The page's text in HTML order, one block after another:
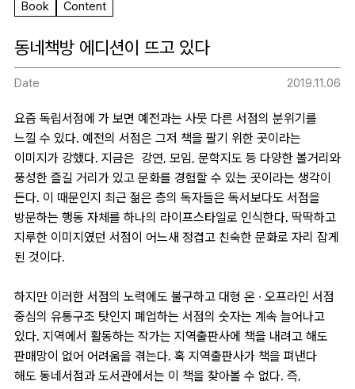
Book Content
동네책방 에디션이 뜨고 있다
Date 2019.11.06
요즘 독립서점에 가 보면 예전과는 사뭇 다른 서점의 분위기를
느낄 수 있다. 예전의 서점은 그저 책을 팔기 위한 곳이라는
이미지가 강했다. 지금은 강연, 모임, 문학지도 등 다양한 볼거리와
풍성한 즐길 거리가 있고 문화를 경험할 수 있는 곳이라는 생각이
든다. 이 때문인지 최근 젊은 층의 독자들은 독서보다도 서점을
방문하는 행동 자체를 하나의 라이프스타일로 인식한다. 딱딱하고
지루한 이미지였던 서점이 어느새 정겹고 친숙한 문화로 자리 잡게
된 것이다.
하지만 이러한 서점의 노력에도 불구하고 대형 온 ∙ 오프라인 서점
중심의 유통구조 탓인지 폐업하는 서점의 숫자는 계속 늘어나고
있다. 지역에서 활동하는 작가는 지역출판사에 책을 내려고 해도
판매망이 없어 어려움을 겪는다. 혹 지역출판사가 책을 펴낸다
해도 동네서점과 도서관에서는 이 책을 찾아볼 수 없다. 즉,